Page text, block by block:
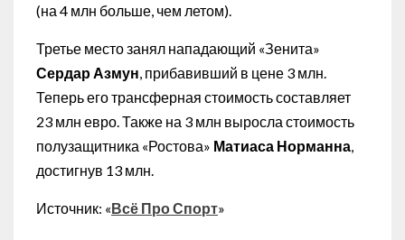
(на 4 млн больше, чем летом).
Третье место занял нападающий «Зенита»
Сердар Азмун, прибавивший в цене 3 млн.
Теперь его трансферная стоимость составляет
23 млн евро. Также на 3 млн выросла стоимость
полузащитника «Ростова» Матиаса Норманна,
достигнув 13 млн.
Источник: «Всё Про Спорт»